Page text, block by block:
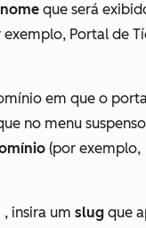
nome que será
exemplo, Portal de
em que o
no menu suspenso
(por exemplo,
, insira um slug que